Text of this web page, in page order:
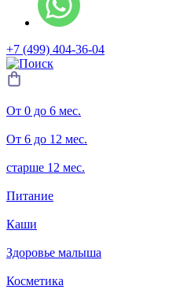
+7 (499) 404-36-04
От 0 до 6 мес.
От 6 до 12 мес.
старше 12 мес.
Питание
Каши
Здоровье малыша
Косметика